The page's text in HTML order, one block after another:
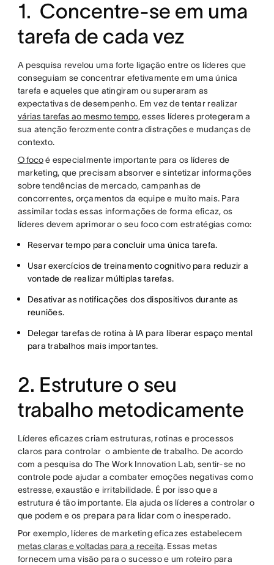
1. Concentre-se em uma
tarefa de cada vez
A pesquisa revelou uma forte ligação entre os líderes que
conseguiam se concentrar efetivamente em uma única
tarefa e aqueles que atingiram ou superaram as
expectativas de desempenho. Em vez de tentar realizar
várias tarefas ao mesmo tempo, esses líderes protegeram a
sua atenção ferozmente contra distrações e mudanças de
contexto.
O focoé especialmente importante para os líderes de
marketing, que precisam absorver e sintetizar informações
sobre tendências de mercado, campanhas de
concorrentes, orçamentos da equipe e muito mais. Para
assimilar todas essas informações de forma eficaz, os
líderes devem aprimorar o seu foco com estratégias como:
Reservar tempo para concluir uma única tarefa.
Usar exercícios de treinamento cognitivo para reduzir a
vontade de realizar múltiplas tarefas.
Desativar as notificações dos dispositivos durante as
reuniões.
Delegar tarefas de rotina à IA para liberar espaço mental
para trabalhos mais importantes.
2. Estruture o seu
trabalho metodicamente
Líderes eficazes criam estruturas, rotinas e processos
claros para controlar o ambiente de trabalho. De acordo
com a pesquisa do The Work Innovation Lab, sentir-se no
controle pode ajudar a combater emoções negativas como
estresse, exaustão e irritabilidade. É por isso que a
estrutura é tão importante. Ela ajuda os líderes a controlar o
que podem e os prepara para lidar com o inesperado.
Por exemplo, líderes de marketing eficazes estabelecem
metas claras e voltadas para a receita. Essas metas
fornecem uma visão para o sucesso e um roteiro para